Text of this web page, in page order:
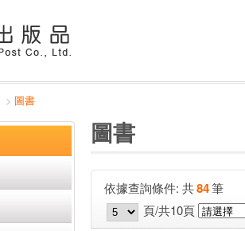
> 圖書
圖書
依據查詢條件: 共84筆
頁/共10頁
式
表模式